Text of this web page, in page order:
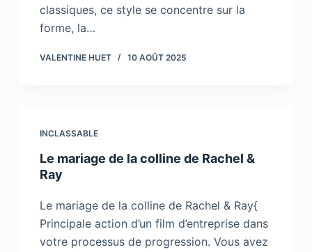
classiques, ce style se concentre sur la
forme, la…
VALENTINE HUET 10 AOÛT 2025
INCLASSABLE
Le mariage de la colline de Rachel &
Ray
Le mariage de la colline de Rachel & Ray{
Principale action d’un film d’entreprise dans
votre processus de progression. Vous avez